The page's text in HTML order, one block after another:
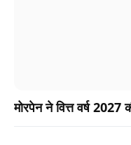
मोरपेन ने वित्त वर्ष